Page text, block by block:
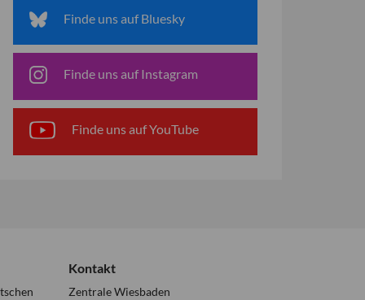
Finde uns auf Bluesky
Finde uns auf Instagram
Finde uns auf YouTube
Kontakt
Zentrale Wiesbaden